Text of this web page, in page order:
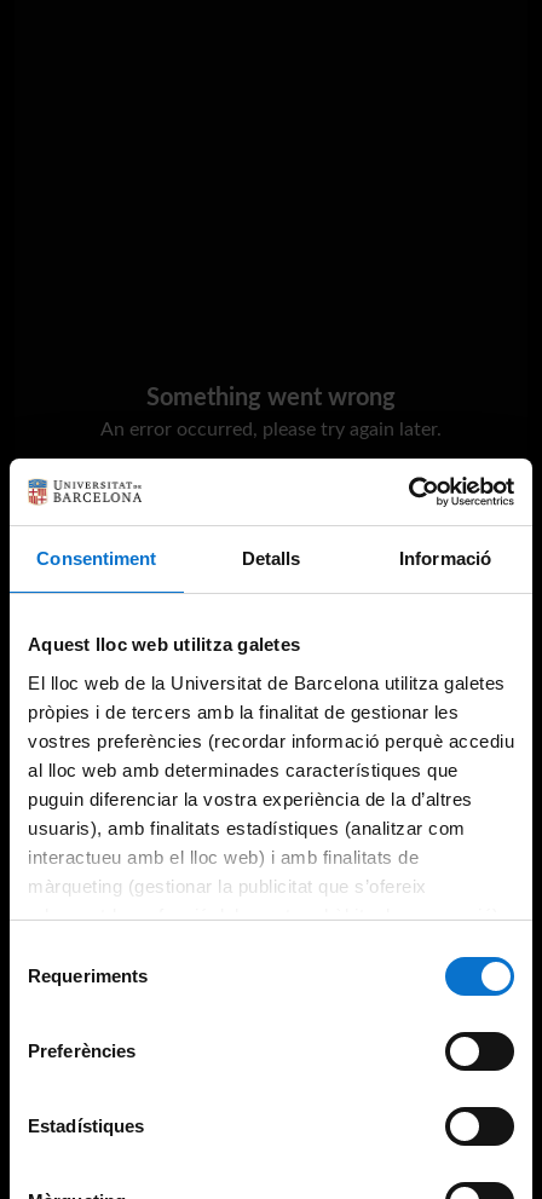
Consentiment Detalls Informació
Aquest lloc web utilitza galetes
El lloc web de la Universitat de Barcelona utilitza galetes
pròpies i de tercers amb la finalitat de gestionar les
vostres preferències (recordar informació perquè accediu
al lloc web amb determinades característiques que
puguin diferenciar la vostra experiència de la d’altres
usuaris), amb finalitats estadístiques (analitzar com
interactueu amb el lloc web) i amb finalitats de
màrqueting (gestionar la publicitat que s’ofereix
adequant-la en funció dels vostres hàbits de navegació).
consultar laPolítica de galetes del lloc web de la
Requeriments
Preferències
Estadístiques
Something went wrong
An error occurred, please try again later.